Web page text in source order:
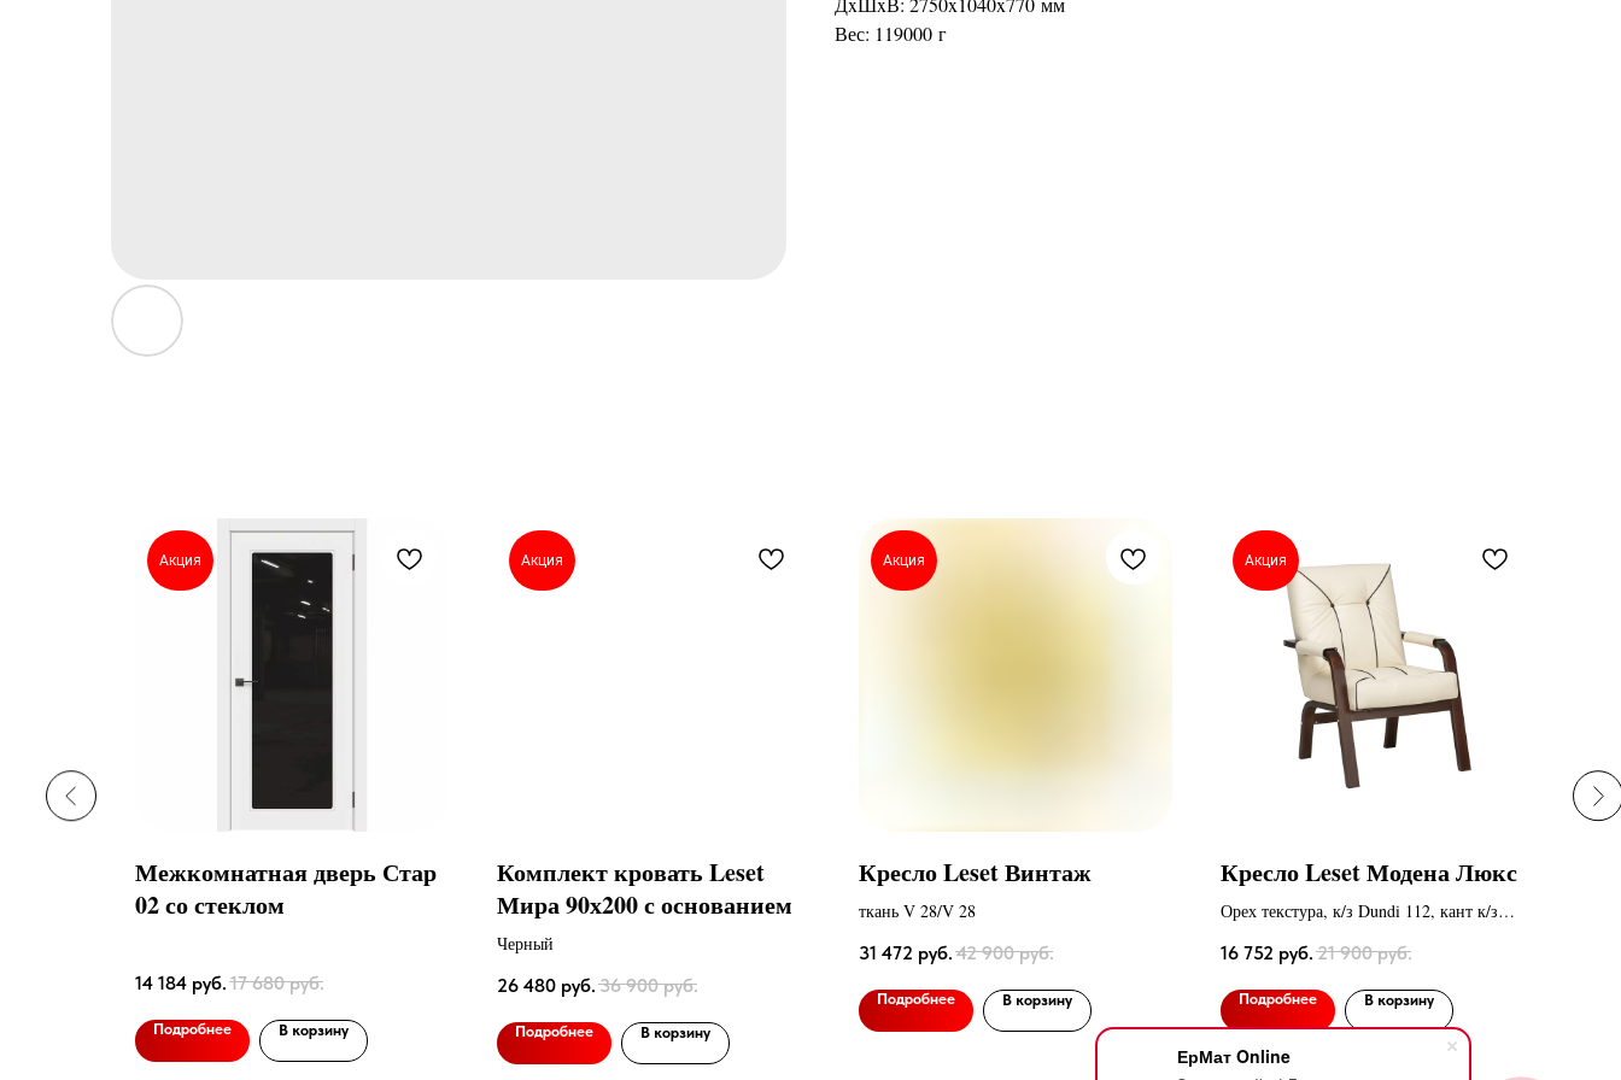
ЕрМат Online
Вес: 119000 г
Акция
Межкомнатная дверь Стар
02 со стеклом
14 184 руб. 17 680 руб.
Подробнее В корзину
Акция
Комплект кровать Leset
Мира 90х200 с основанием
Черный
26 480 руб. 36 900 руб.
Подробнее В корзину
Акция
Кресло Leset Винтаж
ткань V 28/V 28
31 472 руб. 42 900 руб.
Подробнее В корзину
Акция
Кресло Leset Модена Люкс
Орех текстура, к/з Dundi 112, кант к/з
16 752 руб. 21 900 руб.
Подробнее В корзину